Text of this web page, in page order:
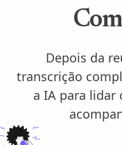
Depois da
transcrição
a IA para lidar